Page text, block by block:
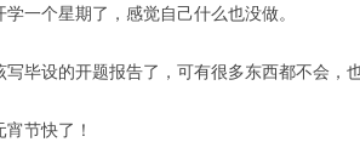
学一个星期了，感觉自己什么也没做。
写毕设的开题报告了，可有很多东西都不会，
宵节快了！